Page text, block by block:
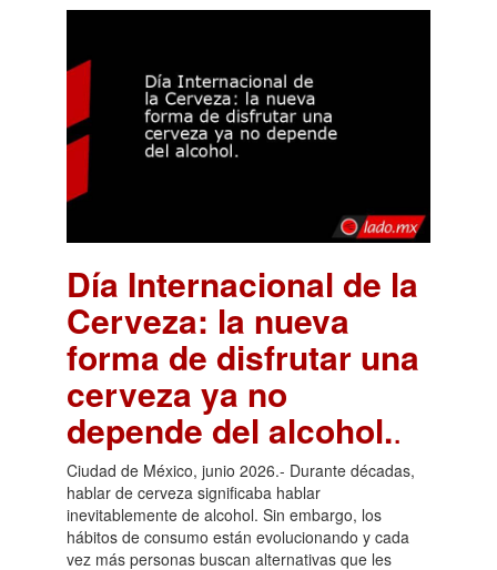
Día Internacional de la
Cerveza: la nueva
forma de disfrutar una
cerveza ya no
depende del alcohol..
Ciudad de México, junio 2026.- Durante décadas,
hablar de cerveza significaba hablar
inevitablemente de alcohol. Sin embargo, los
hábitos de consumo están evolucionando y cada
vez más personas buscan alternativas que les